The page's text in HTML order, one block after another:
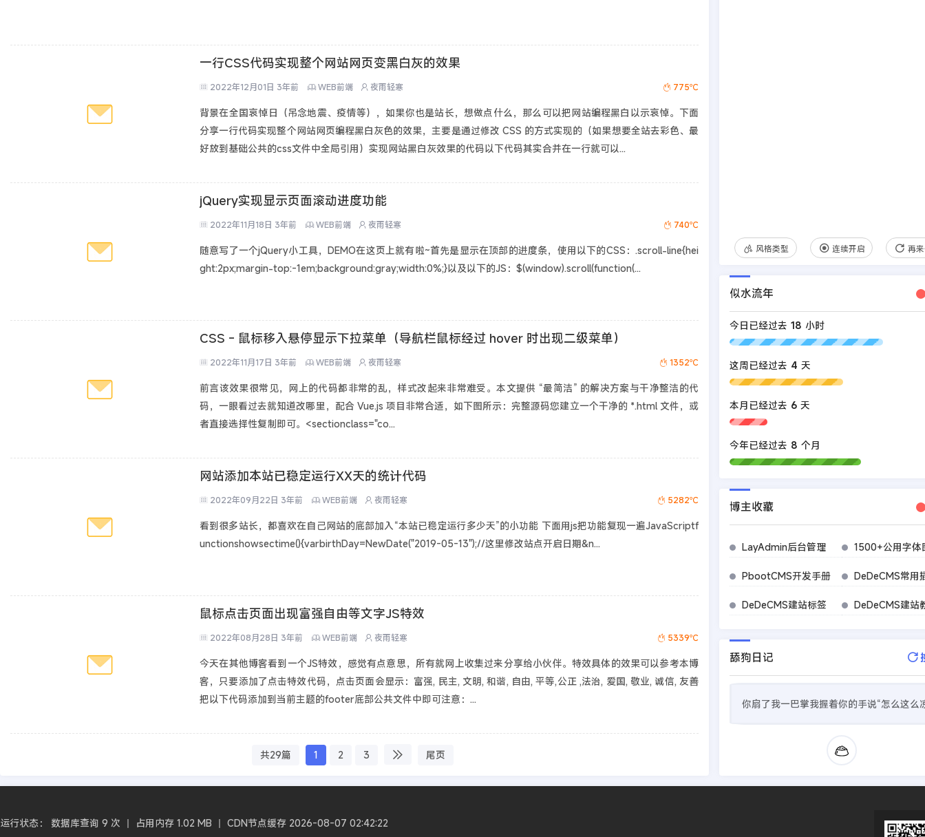
一行CSS代码实现整个网站网页变黑白灰的效果
2022年12月01日 3年前 WEB前端 夜雨轻寒 775℃
背景在全国哀悼日（吊念地震、疫情等），如果你也是站长，想做点什么，那么可以把网站编程黑白以示哀悼。下面
分享一行代码实现整个网站网页编程黑白灰色的效果，主要是通过修改 CSS 的方式实现的（如果想要全站去彩色、最
好放到基础公共的css文件中全局引用）实现网站黑白灰效果的代码以下代码其实合并在一行就可以...
jQuery实现显示页面滚动进度功能
2022年11月18日 3年前 WEB前端 夜雨轻寒 740℃
随意写了一个jQuery小工具，DEMO在这页上就有啦~首先是显示在顶部的进度条，使用以下的CSS：.scroll-line{hei
ght:2px;margin-top:-1em;background:gray;width:0%;}以及以下的JS：$(window).scroll(function(...
CSS - 鼠标移入悬停显示下拉菜单（导航栏鼠标经过 hover 时出现二级菜单）
2022年11月17日 3年前 WEB前端 夜雨轻寒 1352℃
前言该效果很常见，网上的代码都非常的乱，样式改起来非常难受。本文提供 “最简洁” 的解决方案与干净整洁的代
码，一眼看过去就知道改哪里，配合 Vue.js 项目非常合适，如下图所示：完整源码您建立一个干净的 *.html 文件，或
者直接选择性复制即可。<sectionclass="co...
网站添加本站已稳定运行XX天的统计代码
2022年09月22日 3年前 WEB前端 夜雨轻寒 5282℃
看到很多站长，都喜欢在自己网站的底部加入“本站已稳定运行多少天”的小功能 下面用js把功能复现一遍JavaScriptf
unctionshowsectime(){varbirthDay=NewDate("2019-05-13");//这里修改站点开启日期&n...
鼠标点击页面出现富强自由等文字JS特效
2022年08月28日 3年前 WEB前端 夜雨轻寒 5339℃
今天在其他博客看到一个JS特效，感觉有点意思，所有就网上收集过来分享给小伙伴。特效具体的效果可以参考本博
客，只要添加了点击特效代码，点击页面会显示：富强, 民主, 文明, 和谐, 自由, 平等,公正 ,法治, 爱国, 敬业, 诚信, 友善
把以下代码添加到当前主题的footer底部公共文件中即可注意：...
共29篇 1 2 3 尾页
风格类型 连续开启 再
似水流年
今日已经过去 18 小时
这周已经过去 4 天
本月已经过去 6 天
今年已经过去 8 个月
博主收藏
LayAdmin后台管理 1500+公用字体
PbootCMS开发手册 DeDeCMS常用
DeDeCMS建站标签 DeDeCMS建站
舔狗日记
你扇了我一巴掌我握着你的手说“怎么这么
运行状态： 数据库查询 9 次 丨 占用内存 1.02 MB 丨 CDN节点缓存 2026-08-07 02:42:22